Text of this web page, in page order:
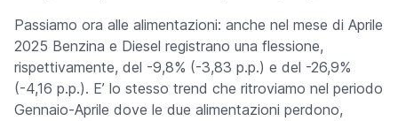
Passiamo ora alle alimentazioni: anche nel mese di Aprile
2025 Benzina e Diesel registrano una flessione,
rispettivamente, del -9,8% (-3,83 p.p.) e del -26,9%
(-4,16 p.p.). E’ lo stesso trend che ritroviamo nel periodo
Gennaio-Aprile dove le due alimentazioni perdono,